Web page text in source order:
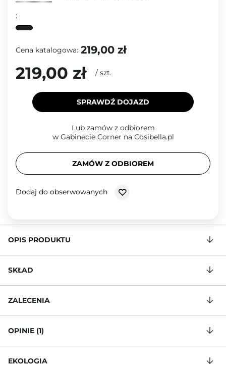
:
Cena katalogowa: 219,00 zł
219,00 zł / szt.
SPRAWDŹ DOJAZD
Lub zamów z odbiorem
w Gabinecie Corner na Cosibella.pl
ZAMÓW Z ODBIOREM
Dodaj do obserwowanych
OPIS PRODUKTU
SKŁAD
ZALECENIA
OPINIE (1)
EKOLOGIA